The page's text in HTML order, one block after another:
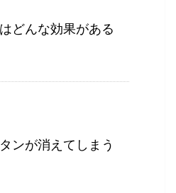
どんな効果がある
ンが消えてしまう